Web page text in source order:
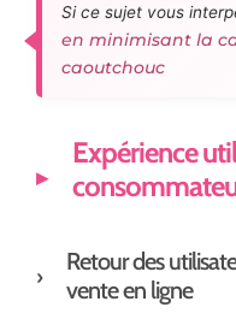
Si ce sujet vous
en minimisant la
caoutchouc
Expérience
Retour des
vente en ligne